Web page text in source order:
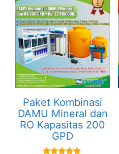
Paket Kombinasi
DAMU Mineral dan
RO Kapasitas 200
GPD